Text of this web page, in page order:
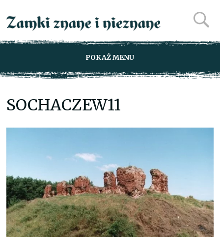
POKAŻ MENU
SOCHACZEW11